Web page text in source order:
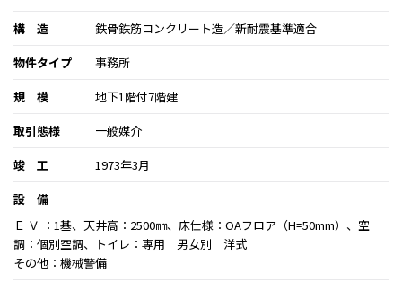
構 造
鉄骨鉄筋コンクリート造／新耐震基準適合
物件タイプ
事務所
規 模
地下1階付7階建
取引態様
一般媒介
竣 工
1973年3月
設 備
Ｅ Ｖ ：1基、天井高：2500㎜、床仕様：OAフロア（H=50mm）、空
調：個別空調、トイレ：専用 男女別 洋式
その他：機械警備